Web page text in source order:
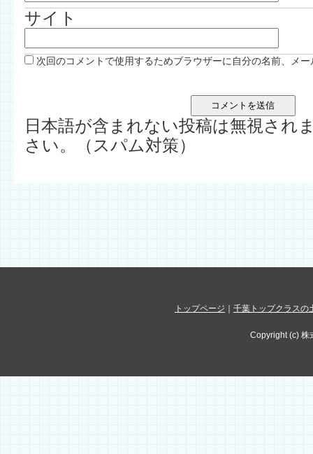
サイト
次回のコメントで使用するためブラウザーに自分の名前、メ
日本語が含まれない投稿は無視され
さい。（スパム対策）
トップページ 千葉トップクラスの
Copyright (c) 株